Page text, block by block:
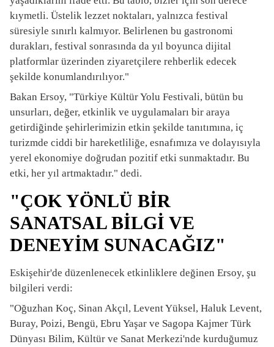
kıymetli. Üstelik lezzet noktaları, yalnızca festival
süresiyle sınırlı kalmıyor. Belirlenen bu gastronomi
durakları, festival sonrasında da yıl boyunca dijital
platformlar üzerinden ziyaretçilere rehberlik edecek
şekilde konumlandırılıyor."
Bakan Ersoy, "Türkiye Kültür Yolu Festivali, bütün bu
unsurları, değer, etkinlik ve uygulamaları bir araya
getirdiğinde şehirlerimizin etkin şekilde tanıtımına, iç
turizmde ciddi bir hareketliliğe, esnafımıza ve dolayısıyla
yerel ekonomiye doğrudan pozitif etki sunmaktadır. Bu
etki, her yıl artmaktadır." dedi.
"ÇOK YÖNLÜ BİR
SANATSAL BİLGİ VE
DENEYİM SUNACAĞIZ"
Eskişehir'de düzenlenecek etkinliklere değinen Ersoy, şu
bilgileri verdi:
"Oğuzhan Koç, Sinan Akçıl, Levent Yüksel, Haluk Levent,
Buray, Poizi, Bengü, Ebru Yaşar ve Sagopa Kajmer Türk
Dünyası Bilim, Kültür ve Sanat Merkezi'nde kurduğumuz